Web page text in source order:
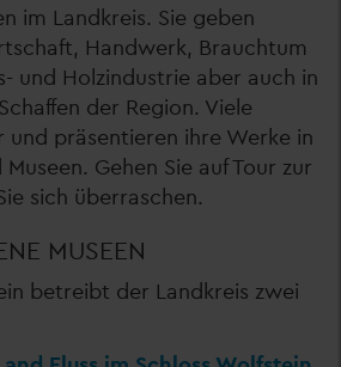
im Landkreis. Sie geben
Handwerk, Brauchtum
und Holzindustrie aber auch in
der Region. Viele
und präsentieren ihre Werke in
Gehen Sie auf Tour zur
sich überraschen.
MUSEEN
betreibt der Landkreis zwei